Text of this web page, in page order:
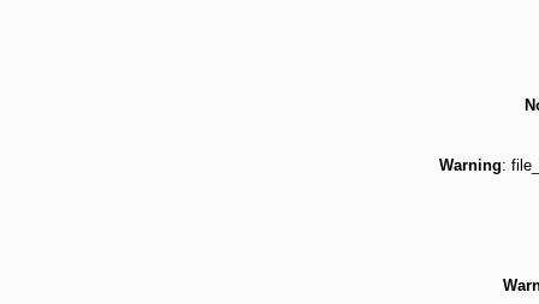
Warning: